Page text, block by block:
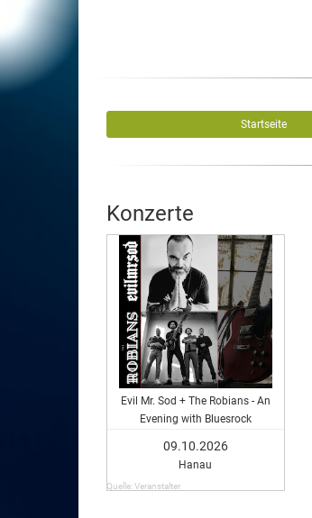
Startseite
Konzerte
Evil Mr. Sod + The Robians - An
Evening with Bluesrock
09.10.2026
Hanau
Quelle: Veranstalter